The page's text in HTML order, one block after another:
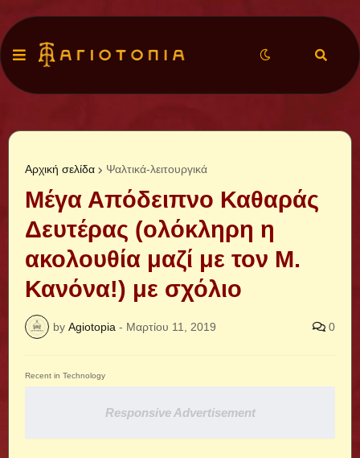
Αρχική σελίδα Ψαλτικά-λειτουργικά
Μέγα Απόδειπνο Καθαράς
Δευτέρας (ολόκληρη η
ακολουθία μαζί με τον Μ.
Κανόνα!) με σχόλιο
by Agiotopia - Μαρτίου 11, 2019 0
Recent in Technology
Responsive Advertisement